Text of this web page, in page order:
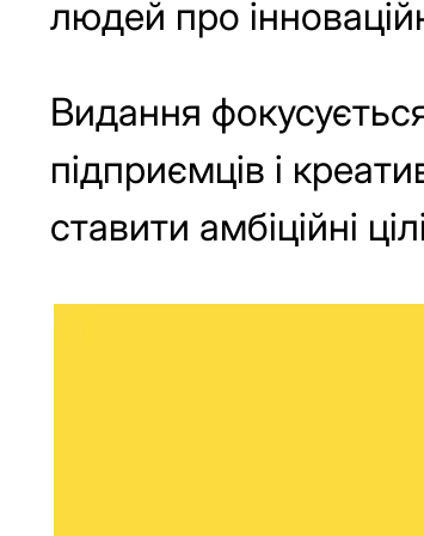
людей про
Видання
підприємців і
ставити амбіційні